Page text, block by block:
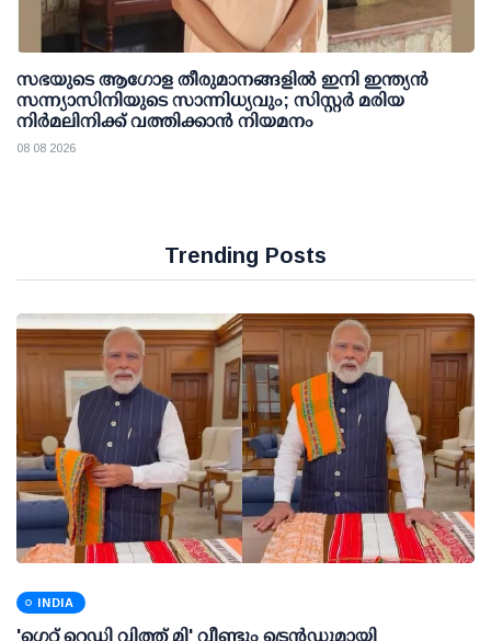
സഭയുടെ ആഗോള തീരുമാനങ്ങളിൽ ഇനി ഇന്ത്യൻ
സന്ന്യാസിനിയുടെ സാന്നിധ്യവും; സിസ്റ്റർ മരിയ
നിർമലിനിക്ക് വത്തിക്കാൻ നിയമനം
08 08 2026
Trending Posts
INDIA
'ഗെറ്റ് റെഡി വിത്ത് മി' വീണ്ടും ട്രെന്‍ഡുമായി